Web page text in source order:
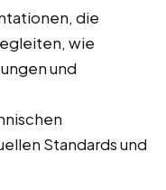
die
wie
und
Standards und